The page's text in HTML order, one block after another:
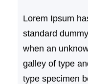
Lorem Ipsum
standard
when an
galley of type
type specimen